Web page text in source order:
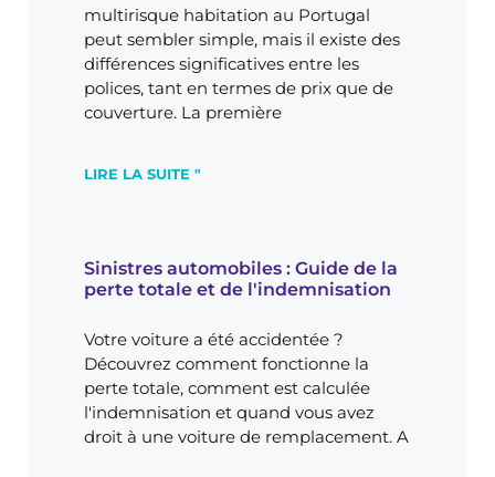
multirisque habitation au Portugal
peut sembler simple, mais il existe des
différences significatives entre les
polices, tant en termes de prix que de
couverture. La première
LIRE LA SUITE "
Sinistres automobiles : Guide de la
perte totale et de l'indemnisation
Votre voiture a été accidentée ?
Découvrez comment fonctionne la
perte totale, comment est calculée
l'indemnisation et quand vous avez
droit à une voiture de remplacement. A